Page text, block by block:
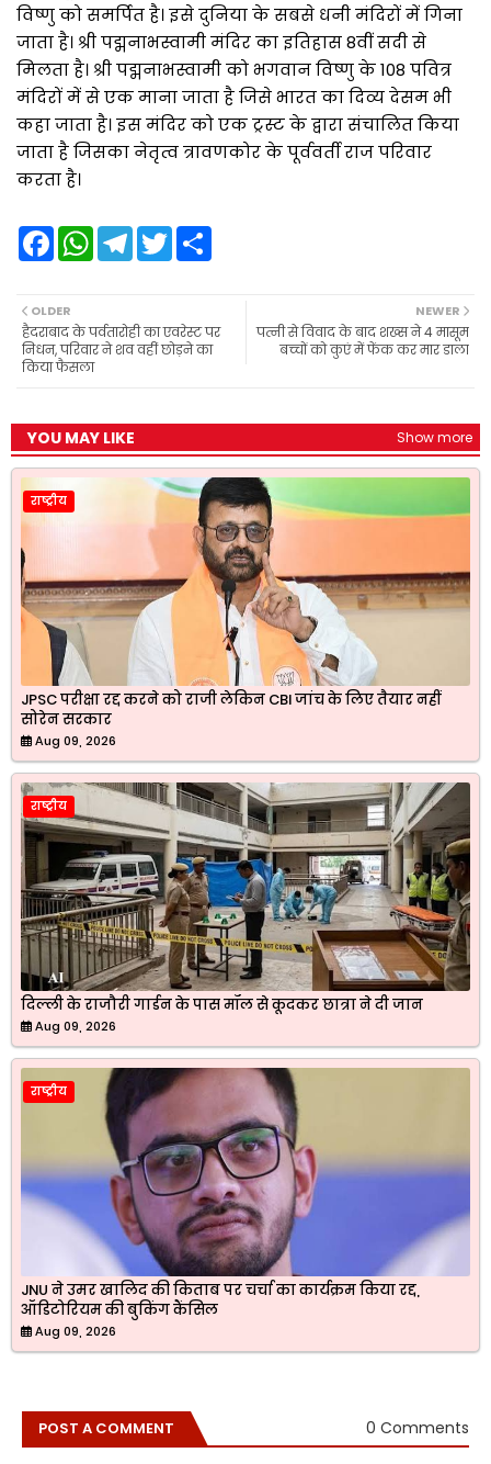
विष्णु को समर्पित है। इसे दुनिया के सबसे धनी मंदिरों में गिना
जाता है। श्री पद्मनाभस्वामी मंदिर का इतिहास 8वीं सदी से
मिलता है। श्री पद्मनाभस्वामी को भगवान विष्णु के 108 पवित्र
मंदिरों में से एक माना जाता है जिसे भारत का दिव्य देसम भी
कहा जाता है। इस मंदिर को एक ट्रस्ट के द्वारा संचालित किया
जाता है जिसका नेतृत्व त्रावणकोर के पूर्ववर्ती राज परिवार
करता है।
F
a
b
o
o
k
W
A
p
p
T
e
r
a
m
T
w
e
r
NEWER
पत्नी से विवाद के बाद शख्स ने 4 मासूम
बच्चों को कुएं में फेंक कर मार डाला
OLDER
हैदराबाद के पर्वतारोही का एवरेस्ट पर
निधन, परिवार ने शव वहीं छोड़ने का
किया फैसला
YOU MAY LIKE Show more
राष्ट्रीय
JPSC परीक्षा रद्द करने को राजी लेकिन CBI जांच के लिए तैयार नहीं
सोरेन सरकार
Aug 09, 2026
राष्ट्रीय
दिल्ली के राजौरी गार्डन के पास मॉल से कूदकर छात्रा ने दी जान
Aug 09, 2026
राष्ट्रीय
JNU ने उमर खालिद की किताब पर चर्चा का कार्यक्रम किया रद्द,
ऑडिटोरियम की बुकिंग कैंसिल
Aug 09, 2026
POST A COMMENT 0 Comments